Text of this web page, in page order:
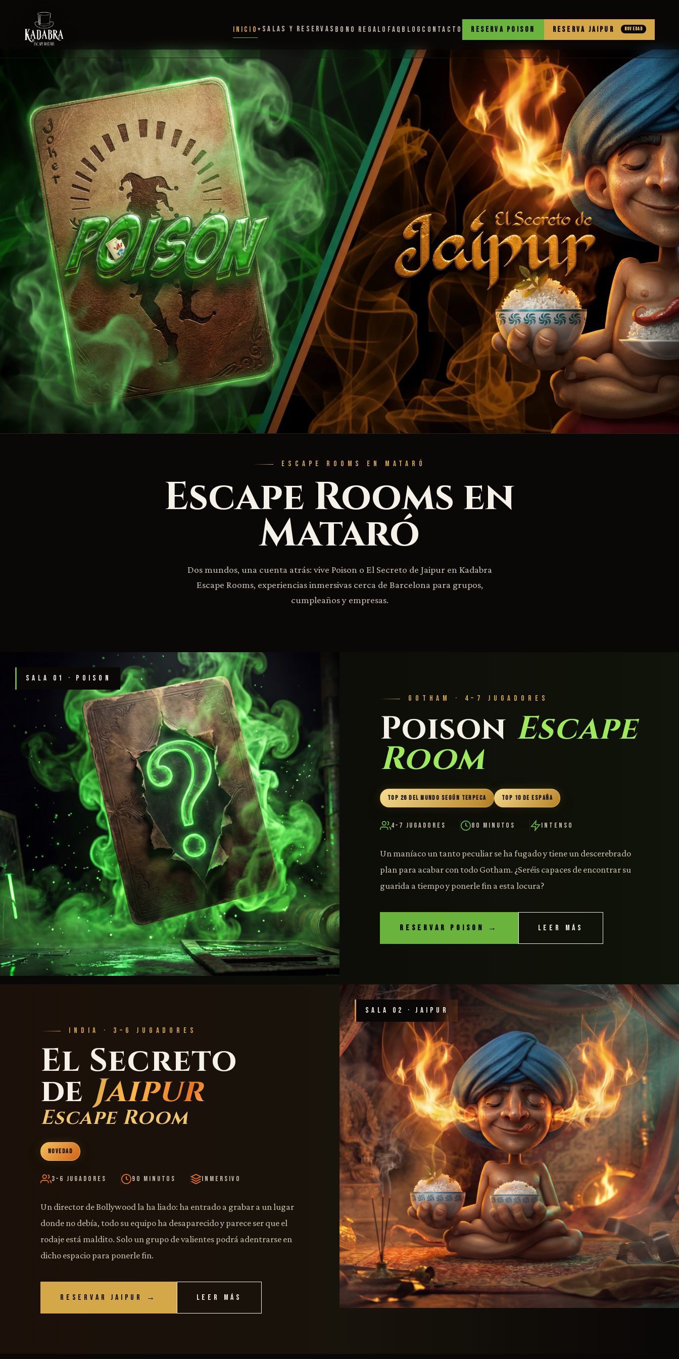
INICIO SALAS Y RESERVAS BONO REGALO FAQ BLOG CONTACTO RESERVA POISON RESERVA JAIPUR NOVEDAD
ESCAPE ROOMS EN MATARÓ
Escape Rooms en
Mataró
Dos mundos, una cuenta atrás: vive Poison o El Secreto de Jaipur en Kadabra
Escape Rooms, experiencias inmersivas cerca de Barcelona para grupos,
cumpleaños y empresas.
SALA 01 · POISON
GOTHAM · 4–7 JUGADORES
Poison Escape
Room
TOP 26 DEL MUNDO SEGÚN TERPECA TOP 10 DE ESPAÑA
4–7 Jugadores 80 Minutos Intenso
Un maníaco un tanto peculiar se ha fugado y tiene un descerebrado
plan para acabar con todo Gotham. ¿Seréis capaces de encontrar su
guarida a tiempo y ponerle fin a esta locura?
RESERVAR POISON → LEER MÁS
SALA 02 · JAIPUR
INDIA · 3–6 JUGADORES
El Secreto
de Jaipur
Escape Room
NOVEDAD
3–6 Jugadores 90 Minutos Inmersivo
Un director de Bollywood la ha liado: ha entrado a grabar a un lugar
donde no debía, todo su equipo ha desaparecido y parece ser que el
rodaje está maldito. Solo un grupo de valientes podrá adentrarse en
dicho espacio para ponerle fin.
RESERVAR JAIPUR → LEER MÁS